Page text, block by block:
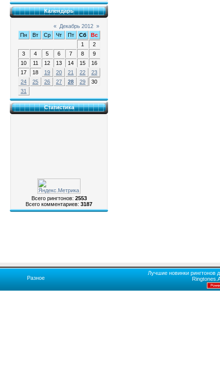
Календарь
« Декабрь 2012 »
Пн
Вт Ср Чт Пт Сб
Вс
1
2
3
4 5 6 7 8
9
10
11 12 13 14 15
16
17
18 19 20 21 22
23
24
25 26 27 28 29
30
31
Статистика
Всего рингтонов: 2553
Всего комментариев: 3187
Разное
Лучшие новинки рингтонов